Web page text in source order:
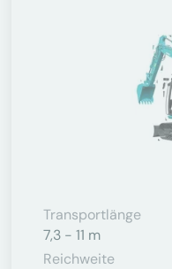
Transportlänge
7,3 - 11 m
Reichweite